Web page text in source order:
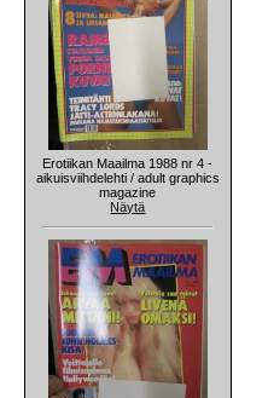
Erotiikan Maailma 1988 nr 4 -
aikuisviihdelehti / adult graphics
magazine
Näytä